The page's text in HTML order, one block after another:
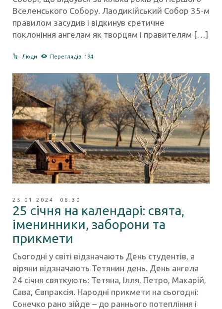
Вселенського Собору. Лаодикійський Собор 35-м
правилом засудив і відкинув єретичне
поклоніння ангелам як творцям і правителям […]
Люди Переглядів: 194
25.01.2024 08:30
25 січня на календарі: свята,
іменинники, заборони та
прикмети
Сьогодні у світі відзначають День студентів, а
віряни відзначають Тетянин день. День ангела
24 січня святкують: Тетяна, Ілля, Петро, Макарій,
Сава, Євпраксія.​ Народні прикмети на сьогодні:
Сонечко рано зійде – до раннього потепління і